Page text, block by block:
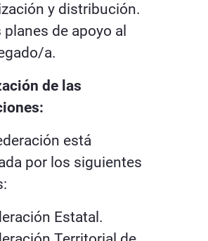
y distribución.
planes de apoyo al
a.
de las
está
por los siguientes
Estatal.